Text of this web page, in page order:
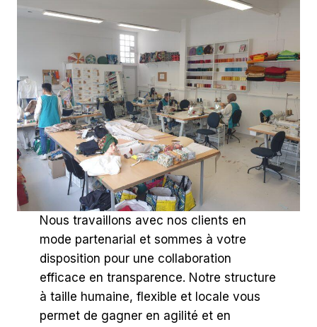
Nous travaillons avec nos clients en
mode partenarial et sommes à votre
disposition pour une collaboration
efficace en transparence. Notre structure
à taille humaine, flexible et locale vous
permet de gagner en agilité et en